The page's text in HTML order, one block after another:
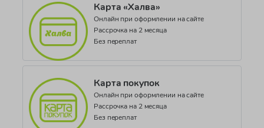
Карта «Халва»
Онлайн при оформлении на сайте
Рассрочка на 2 месяца
Без переплат
Карта покупок
Онлайн при оформлении на сайте
Рассрочка на 2 месяца
Без переплат